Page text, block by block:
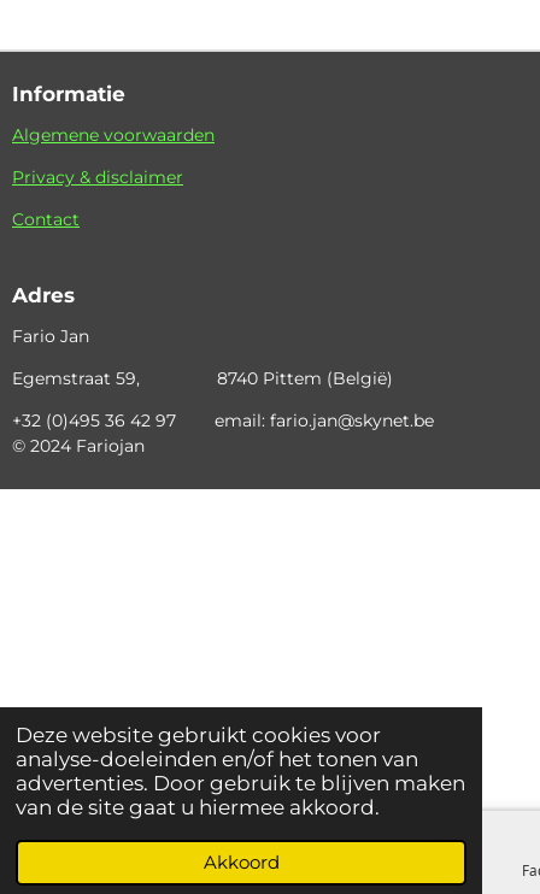
Deze website gebruikt cookies voor
analyse-doeleinden en/of het tonen van
advertenties. Door gebruik te blijven maken
van de site gaat u hiermee akkoord.
Akkoord
Informatie
Algemene voorwaarden
Privacy & disclaimer
Contact
Adres
Fario Jan
Egemstraat 59, 8740 Pittem (België)
+32 (0)495 36 42 97 email: fario.jan@skynet.be
© 2024 Fariojan
Telefoonnummer